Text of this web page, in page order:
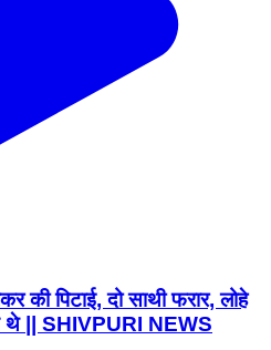
की पिटाई, दो साथी फरार, लोहे
थे || SHIVPURI NEWS